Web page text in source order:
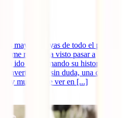
las mayores joyas de todo el país.
región ha visto pasar a
ido conformando su historia,
en, sin duda, una de las
mucho que ver en [...]